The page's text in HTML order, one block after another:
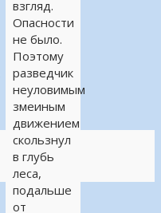
взгляд.
Опасности
не было.
Поэтому
разведчик
неуловимым
змеиным
движением
скользнул
в глубь
леса,
подальше
от